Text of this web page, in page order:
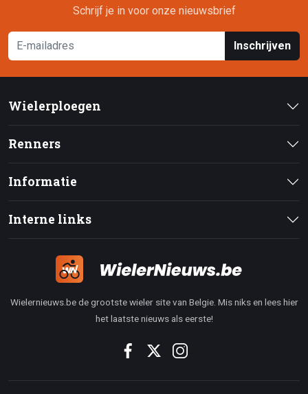
Schrijf je in voor onze nieuwsbrief
Inschrijven
Wielerploegen
Renners
Informatie
Interne links
Wielernieuws.be de grootste wieler site van Belgie. Mis niks en lees hier
het laatste nieuws als eerste!